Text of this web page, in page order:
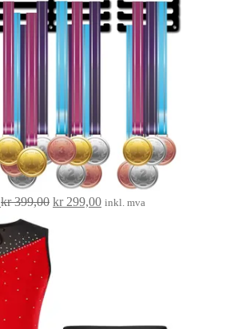
kr399,00 Opprinnelig
kr299,00Nåværende
inkl. mva